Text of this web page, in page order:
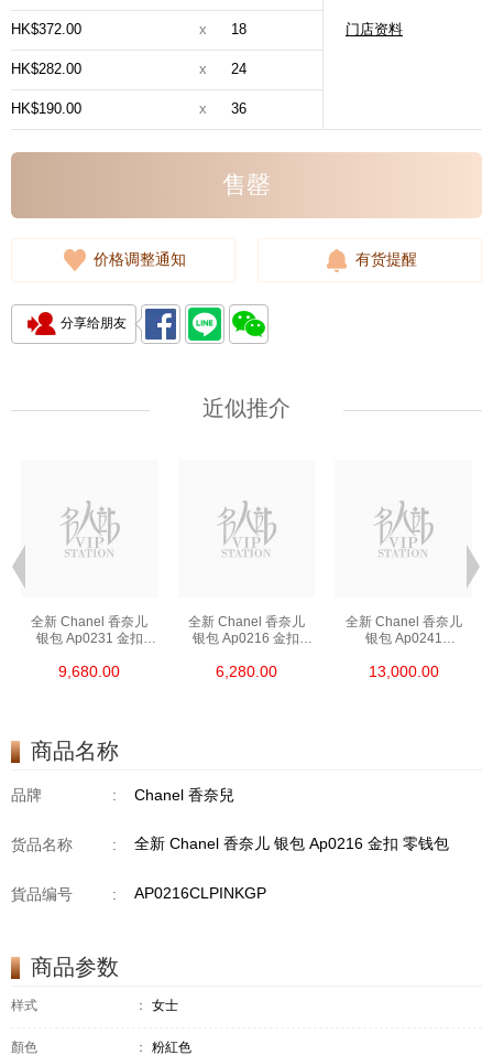
门店资料
HK$372.00 x 18
HK$282.00 x 24
HK$190.00 x 36
售罄
价格调整通知 有货提醒
分享给朋友
近似推介
全新 Chanel 香奈儿
银包 Ap0231 金扣
9,680.00
全新 Chanel 香奈儿
银包 Ap0216 金扣
6,280.00
全新 Chanel 香奈儿
银包 Ap0241
13,000.00
商品名称
品牌 : Chanel 香奈兒
货品名称 : 全新 Chanel 香奈儿 银包 Ap0216 金扣 零钱包
貨品编号 : AP0216CLPINKGP
商品参数
样式 ： 女士
顏色 ： 粉紅色